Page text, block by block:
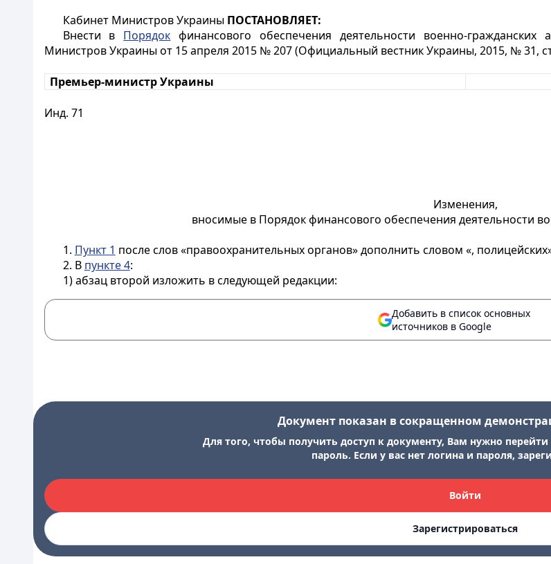
Кабинет Министров Украины ПОСТАНОВЛЯЕТ:
Внести в Порядок финансового обеспечения деятельности военно-
Министров Украины от 15 апреля 2015 № 207 (Официальный вестник Украины, 2015, № 31,
Премьер-министр Украины
Инд. 71
Изменения,
вносимые в Порядок финансового обеспечения деятельности
1. Пункт 1 после слов «правоохранительных органов» дополнить словом «,
2. В пункте 4:
1) абзац второй изложить в следующей редакции:
Добавить в список основных
источников в Google
Документ показан в сокращенном
Для того, чтобы получить доступ к документу, Вам нужно
пароль. Если у вас нет логина и пароля,
Войти
Зарегистрироваться